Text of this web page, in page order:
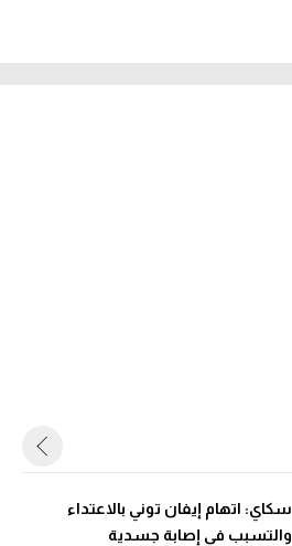
سكاي: اتهام إيفان توني بالاعتداء
والتسبب في إصابة جسدية